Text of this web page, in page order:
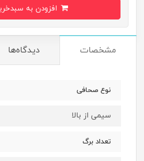
مشخصات دیدگاه‌ها
نوع صحافی
سیمی از بالا
تعداد برگ